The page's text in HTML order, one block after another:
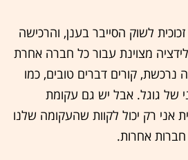
לשוק הסייבר בענן, והרכישה
מצוינת עבור כל חברה אחרת
קורים דברים טובים, כמו
של גוגל. אבל יש גם עקומת
אני רק יכול לקוות שהעקומה שלנו
אחרות.